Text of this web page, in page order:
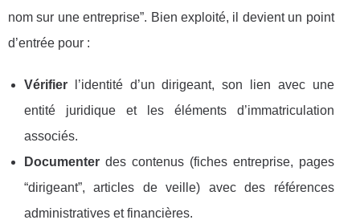
nom sur une entreprise”. Bien exploité, il devient un point
d’entrée pour :
Vérifier l’identité d’un dirigeant, son lien avec une
entité juridique et les éléments d’immatriculation
associés.
Documenter des contenus (fiches entreprise, pages
“dirigeant”, articles de veille) avec des références
administratives et financières.